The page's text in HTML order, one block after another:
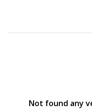
Not found any